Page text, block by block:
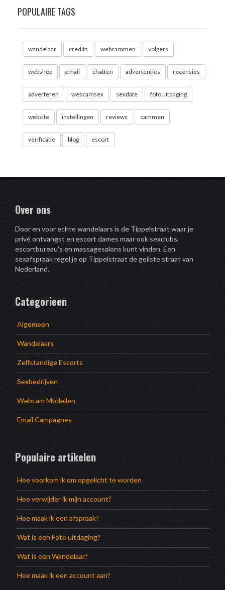
POPULAIRE TAGS
wandelaar credits webcammen volgers
webshop email chatten advertenties recensies
adverteren webcamsex sexdate foto uitdaging
website instellingen reviews cammen
verificatie blog escort
Over ons
Door en voor echte wandelaars is de Tippelstraat waar je
privé ontvangst en escort dames maar ook sexclubs,
escortbureau's en massagesalons kunt vinden. Een
sexafspraak regel je op Tippelstraat de geilste straat van
Nederland.
Categorieen
Algemeen
Wandelaars
Zelfstandige Escorts
Sexbedrijven
Webcam Modellen
Email Campagnes
Populaire artikelen
Hoe voorkom ik om opgelicht te worden
Hoe verwijder ik mijn account?
Hoe maak ik een afspraak?
Wat is een Foto uitdaging?
Wat is een Wandelaar?
Hoe maak ik een account aan?